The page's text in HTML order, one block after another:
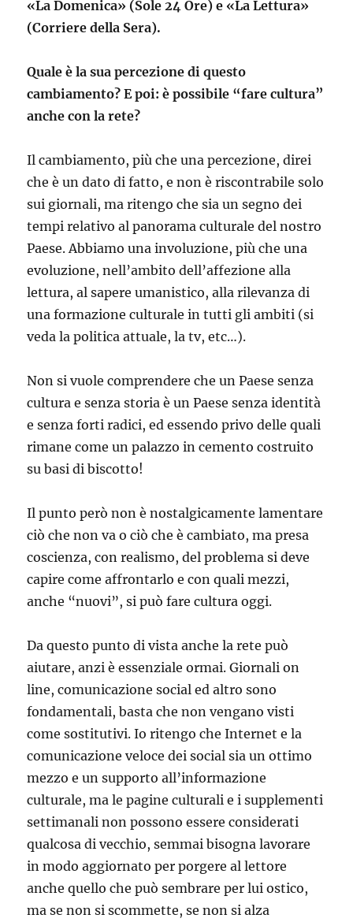
«La Domenica» (Sole 24 Ore) e «La Lettura»
(Corriere della Sera).
Quale è la sua percezione di questo
cambiamento? E poi: è possibile “fare cultura”
anche con la rete?
Il cambiamento, più che una percezione, direi
che è un dato di fatto, e non è riscontrabile solo
sui giornali, ma ritengo che sia un segno dei
tempi relativo al panorama culturale del nostro
Paese. Abbiamo una involuzione, più che una
evoluzione, nell’ambito dell’affezione alla
lettura, al sapere umanistico, alla rilevanza di
una formazione culturale in tutti gli ambiti (si
veda la politica attuale, la tv, etc…).
Non si vuole comprendere che un Paese senza
cultura e senza storia è un Paese senza identità
e senza forti radici, ed essendo privo delle quali
rimane come un palazzo in cemento costruito
su basi di biscotto!
Il punto però non è nostalgicamente lamentare
ciò che non va o ciò che è cambiato, ma presa
coscienza, con realismo, del problema si deve
capire come affrontarlo e con quali mezzi,
anche “nuovi”, si può fare cultura oggi.
Da questo punto di vista anche la rete può
aiutare, anzi è essenziale ormai. Giornali on
line, comunicazione social ed altro sono
fondamentali, basta che non vengano visti
come sostitutivi. Io ritengo che Internet e la
comunicazione veloce dei social sia un ottimo
mezzo e un supporto all’informazione
culturale, ma le pagine culturali e i supplementi
settimanali non possono essere considerati
qualcosa di vecchio, semmai bisogna lavorare
in modo aggiornato per porgere al lettore
anche quello che può sembrare per lui ostico,
ma se non si scommette, se non si alza